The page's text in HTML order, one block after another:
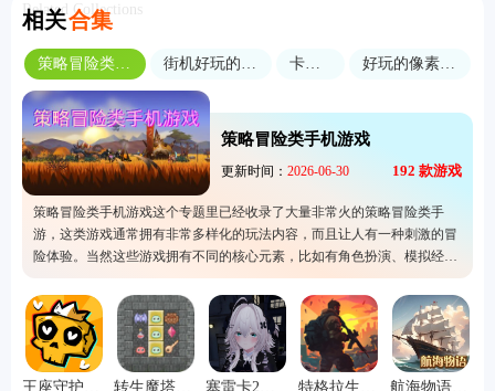
相关合集
Related Collections
策略冒险类手机游戏 街机好玩的格斗游戏 卡通画风 好玩的像素休闲游戏
策略冒险类手机游戏
更新时间： 2026-06-30 192 款游戏
策略冒险类手机游戏这个专题里已经收录了大量非常火的策略冒险类手
游，这类游戏通常拥有非常多样化的玩法内容，而且让人有一种刺激的冒
险体验。当然这些游戏拥有不同的核心元素，比如有角色扮演、模拟经营
以及策略塔防等。所以如果真有兴趣的话，可以下载试玩噢，里面的音乐
和剧情都是十分吸引人的，在游玩的时候会有很强的体验感。
王座守护者手机版 转生魔塔中文版 塞雷卡2汉化版 特格拉生存模拟汉化版 航海物语手机版